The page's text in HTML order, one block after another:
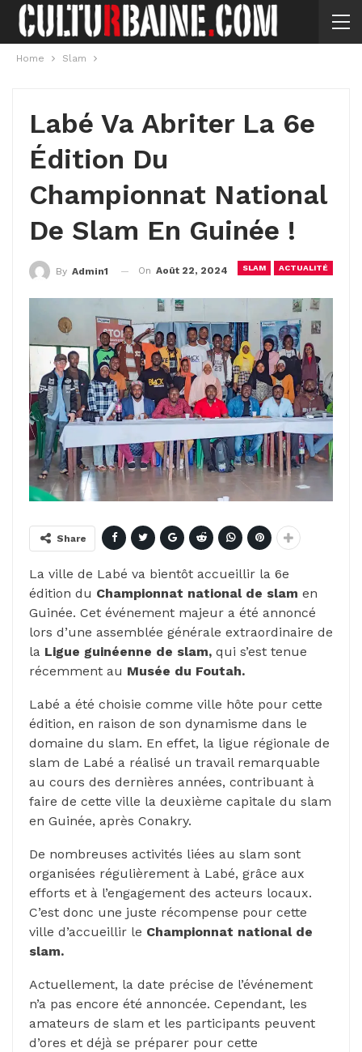
Home Slam
Labé Va Abriter La 6e
Édition Du
Championnat National
De Slam En Guinée !
SLAM ACTUALITÉ
By Admin1 On Août 22, 2024
Share
La ville de Labé va bientôt accueillir la 6e
édition du Championnat national de slam en
Guinée. Cet événement majeur a été annoncé
lors d’une assemblée générale extraordinaire de
la Ligue guinéenne de slam, qui s’est tenue
récemment au Musée du Foutah.
Labé a été choisie comme ville hôte pour cette
édition, en raison de son dynamisme dans le
domaine du slam. En effet, la ligue régionale de
slam de Labé a réalisé un travail remarquable
au cours des dernières années, contribuant à
faire de cette ville la deuxième capitale du slam
en Guinée, après Conakry.
De nombreuses activités liées au slam sont
organisées régulièrement à Labé, grâce aux
efforts et à l’engagement des acteurs locaux.
C’est donc une juste récompense pour cette
ville d’accueillir le Championnat national de
slam.
Actuellement, la date précise de l’événement
n’a pas encore été annoncée. Cependant, les
amateurs de slam et les participants peuvent
d’ores et déjà se préparer pour cette